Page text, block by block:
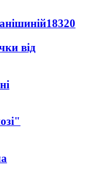
18320
від